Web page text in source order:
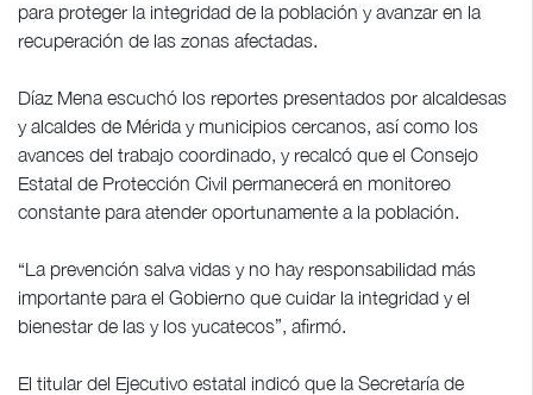
para proteger la integridad de la población y avanzar en la
recuperación de las zonas afectadas.
Díaz Mena escuchó los reportes presentados por alcaldesas
y alcaldes de Mérida y municipios cercanos, así como los
avances del trabajo coordinado, y recalcó que el Consejo
Estatal de Protección Civil permanecerá en monitoreo
constante para atender oportunamente a la población.
“La prevención salva vidas y no hay responsabilidad más
importante para el Gobierno que cuidar la integridad y el
bienestar de las y los yucatecos”, afirmó.
El titular del Ejecutivo estatal indicó que la Secretaría de